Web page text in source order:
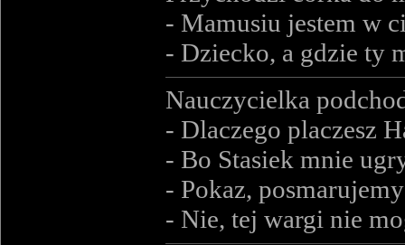
- Mamusiu jestem w
- Dziecko, a gdzie ty
Nauczycielka
- Dlaczego placzesz
- Bo Stasiek mnie
- Pokaz,
- Nie, tej wargi nie